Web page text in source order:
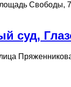
Свободы, 7
суд,